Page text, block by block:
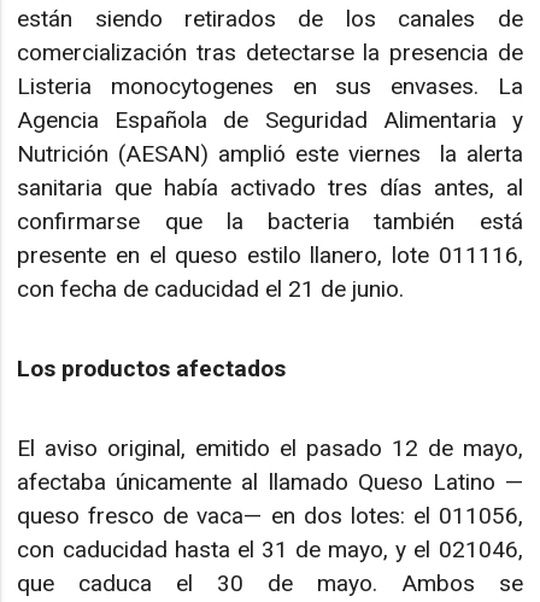
están siendo retirados de los canales de
comercialización tras detectarse la presencia de
Listeria monocytogenes en sus envases. La
Agencia Española de Seguridad Alimentaria y
Nutrición (AESAN) amplió este viernes la alerta
sanitaria que había activado tres días antes, al
confirmarse que la bacteria también está
presente en el queso estilo llanero, lote 011116,
con fecha de caducidad el 21 de junio.
Los productos afectados
El aviso original, emitido el pasado 12 de mayo,
afectaba únicamente al llamado Queso Latino —
queso fresco de vaca— en dos lotes: el 011056,
con caducidad hasta el 31 de mayo, y el 021046,
que caduca el 30 de mayo. Ambos se